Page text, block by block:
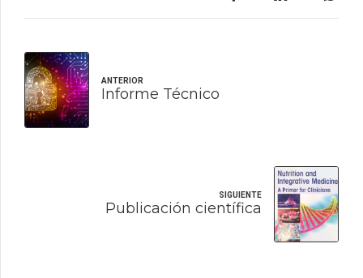
ANTERIOR
Informe Técnico
SIGUIENTE
Publicación científica